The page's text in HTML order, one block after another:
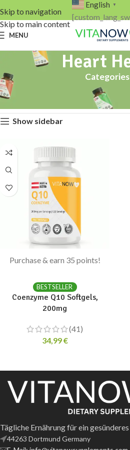
Skip to navigation
Skip to main content
English ▼
MENU
Heart
Categories
Home
Show sidebar
Purchase & earn 35 points!
BESTSELLER
Coenzyme Q10 Softgels,
200mg
(41)
34,99€
Tägliche Ernährung für ein
44263 Dortmund Germany